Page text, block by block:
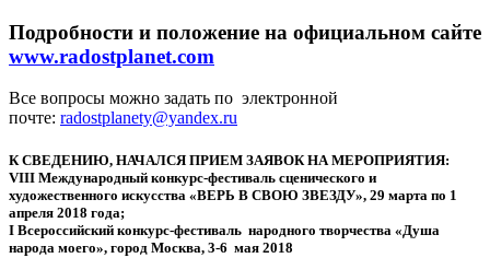
Подробности и положение на официальном сайтe
www.radostplanet.com
Все вопросы можно задать по электронной
почте: radostplanety@yandex.ru
К СВЕДЕНИЮ, НАЧАЛСЯ ПРИЕМ ЗАЯВОК НА МЕРОПРИЯТИЯ:
VIII Международный конкурс-фестиваль сценического и
художественного искусства «ВЕРЬ В СВОЮ ЗВЕЗДУ», 29 марта по 1
апреля 2018 года;
I Всероссийский конкурс-фестиваль народного творчества «Душа
народа моего», город Москва, 3-6 мая 2018